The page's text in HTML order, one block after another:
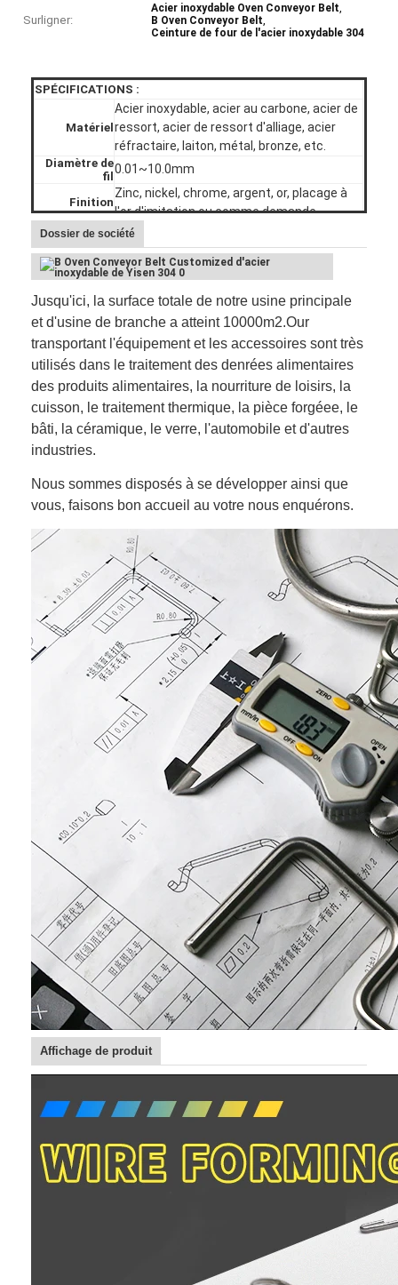
Aperçu
Produits
A propos de nous
Visite d'usine
Contrôle de la qualité
Contact
nouvelles
Tous les cas
Treillis métallique haute température
Surligner:
Acier inoxydable Oven Conveyor Belt,
B Oven Conveyor Belt,
Ceinture de four de l'acier inoxydable 304
SPÉCIFICATIONS :
Matériel
Acier inoxydable, acier au carbone, acier de
ressort, acier de ressort d'alliage, acier
réfractaire, laiton, métal, bronze, etc.
Diamètre de
fil
0.01~10.0mm
Finition
Zinc, nickel, chrome, argent, or, placage à
l'or d'imitation ou comme demande
Styles desComme exigences de clients
Charge
Notre programme informatique peut vous
aider basé sur la conception de charge
OEM ET ODMAcceptable
Dossier de société
Jusqu'ici, la surface totale de notre usine principale
et d'usine de branche a atteint 10000m2.Our
transportant l'équipement et les accessoires sont très
utilisés dans le traitement des denrées alimentaires
des produits alimentaires, la nourriture de loisirs, la
cuisson, le traitement thermique, la pièce forgéee, le
bâti, la céramique, le verre, l'automobile et d'autres
industries.
Nous sommes disposés à se développer ainsi que
vous, faisons bon accueil au votre nous enquérons.
Affichage de produit